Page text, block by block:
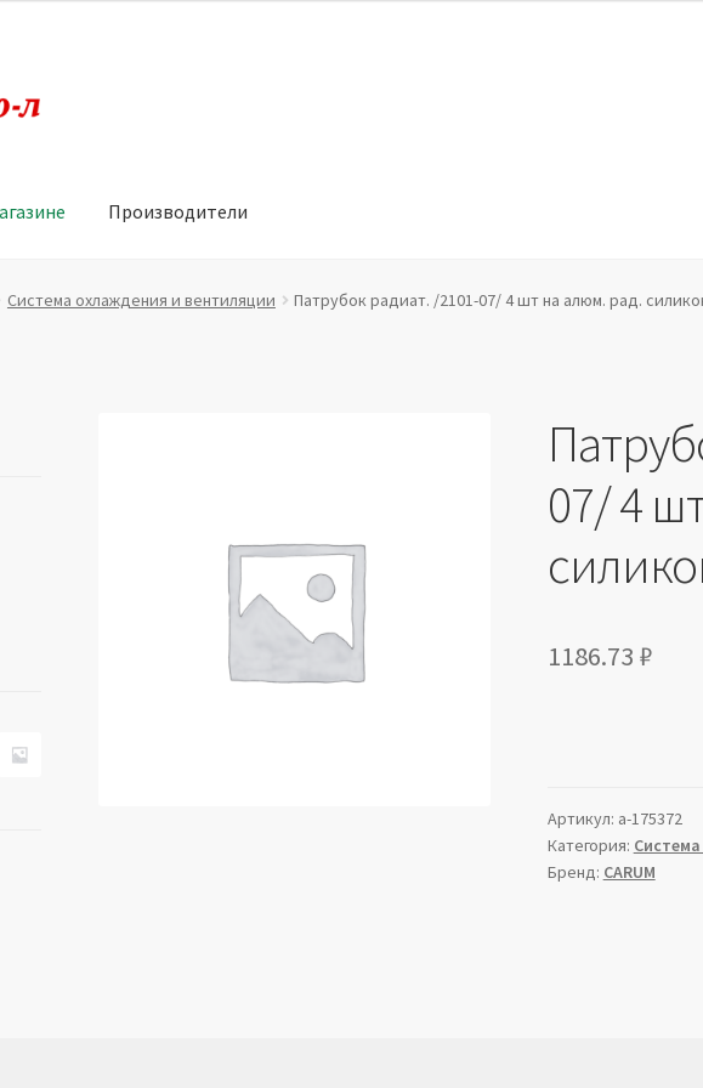
Производители
Политика в отношении обработки персональных данных
Система охлаждения и вентиляции Патрубок радиат. /2101-07/ 4 шт на алюм. рад.
07/ 4
1186.73 ₽
Артикул: a-175372
Категория:
Бренд: CARUM